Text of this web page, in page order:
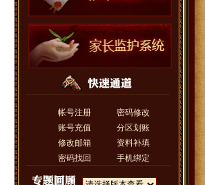
帐号注册
密码修改
账号充值
分区划账
修改邮箱
资料补填
密码找回
手机绑定